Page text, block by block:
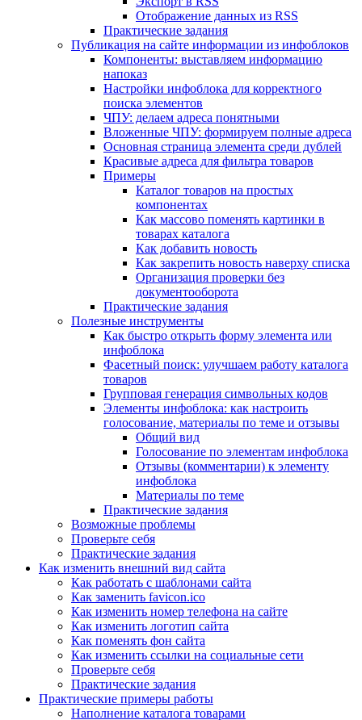
Отображение данных из RSS
Практические задания
Публикация на сайте информации из инфоблоков
Компоненты: выставляем информацию
напоказ
Настройки инфоблока для корректного
поиска элементов
ЧПУ: делаем адреса понятными
Вложенные ЧПУ: формируем полные адреса
Основная страница элемента среди дублей
Красивые адреса для фильтра товаров
Примеры
Каталог товаров на простых
компонентах
Как массово поменять картинки в
товарах каталога
Как добавить новость
Как закрепить новость наверху списка
Организация проверки без
документооборота
Практические задания
Полезные инструменты
Как быстро открыть форму элемента или
инфоблока
Фасетный поиск: улучшаем работу каталога
товаров
Групповая генерация символьных кодов
Элементы инфоблока: как настроить
голосование, материалы по теме и отзывы
Общий вид
Голосование по элементам инфоблока
Отзывы (комментарии) к элементу
инфоблока
Материалы по теме
Практические задания
Возможные проблемы
Проверьте себя
Практические задания
Как изменить внешний вид сайта
Как работать с шаблонами сайта
Как заменить favicon.ico
Как изменить номер телефона на сайте
Как изменить логотип сайта
Как поменять фон сайта
Как изменить ссылки на социальные сети
Проверьте себя
Практические задания
Практические примеры работы
Наполнение каталога товарами